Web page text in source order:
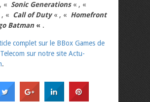
« Sonic Generations « , «
, « Call of Duty « , « Homefront
Batman « .
complet sur le BBox Games de
sur notre site Actu-
.